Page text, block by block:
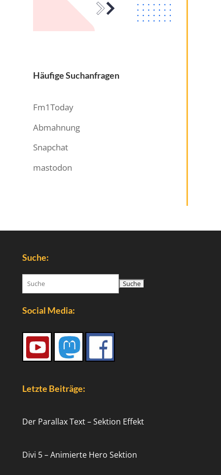
Häufige Suchanfragen
Fm1Today
Abmahnung
Snapchat
mastodon
Suche:
Suchen
nach:
Social Media:
Letzte Beiträge:
Der Parallax Text – Sektion Effekt
Divi 5 – Animierte Hero Sektion